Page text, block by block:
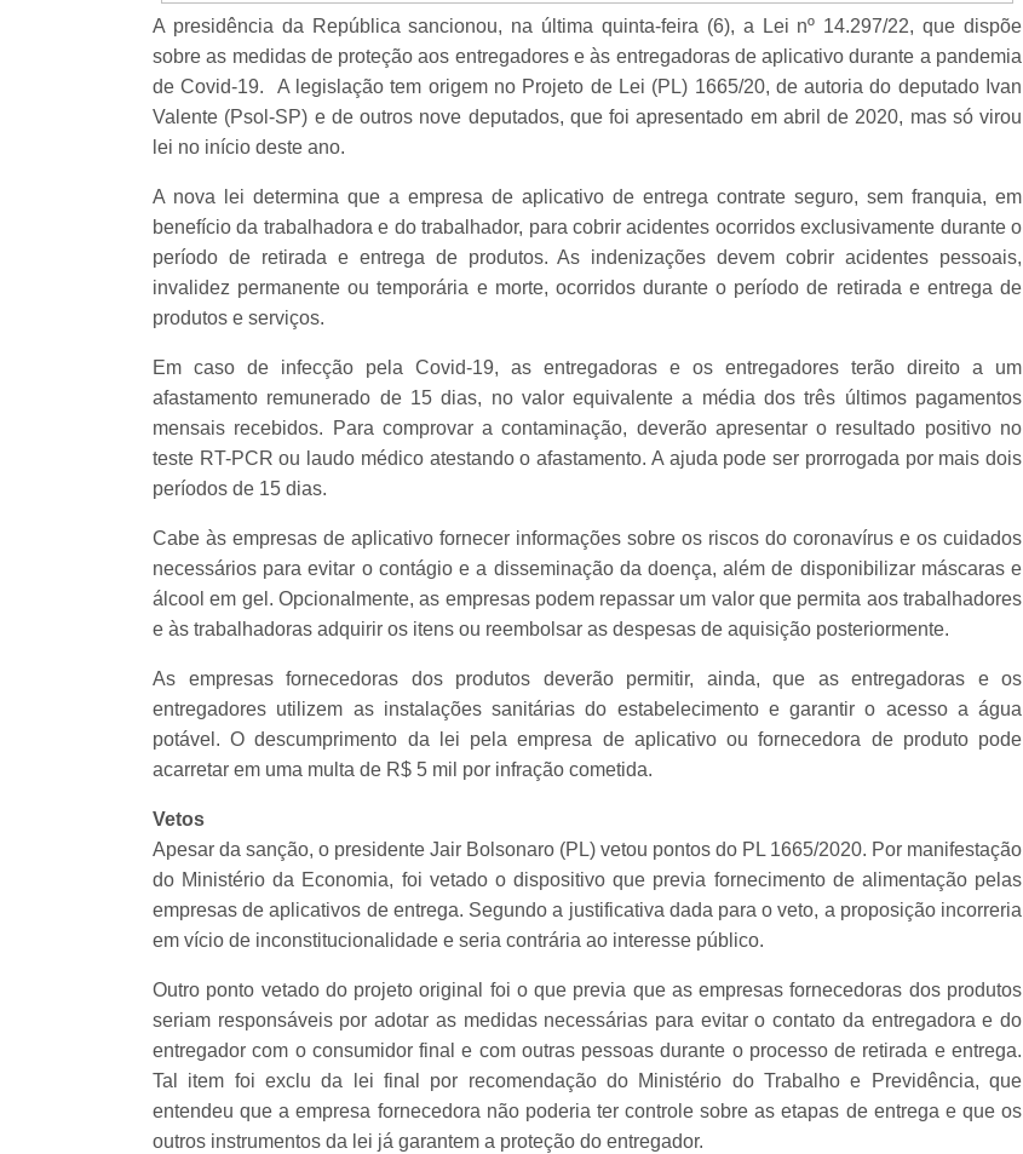
A presidência da República sancionou, na última quinta-feira (6), a Lei nº 14.297/22, que dispõe
sobre as medidas de proteção aos entregadores e às entregadoras de aplicativo durante a pandemia
de Covid-19. A legislação tem origem no Projeto de Lei (PL) 1665/20, de autoria do deputado Ivan
Valente (Psol-SP) e de outros nove deputados, que foi apresentado em abril de 2020, mas só virou
lei no início deste ano.
A nova lei determina que a empresa de aplicativo de entrega contrate seguro, sem franquia, em
benefício da trabalhadora e do trabalhador, para cobrir acidentes ocorridos exclusivamente durante o
período de retirada e entrega de produtos. As indenizações devem cobrir acidentes pessoais,
invalidez permanente ou temporária e morte, ocorridos durante o período de retirada e entrega de
produtos e serviços.
Em caso de infecção pela Covid-19, as entregadoras e os entregadores terão direito a um
afastamento remunerado de 15 dias, no valor equivalente a média dos três últimos pagamentos
mensais recebidos. Para comprovar a contaminação, deverão apresentar o resultado positivo no
teste RT-PCR ou laudo médico atestando o afastamento. A ajuda pode ser prorrogada por mais dois
períodos de 15 dias.
Cabe às empresas de aplicativo fornecer informações sobre os riscos do coronavírus e os cuidados
necessários para evitar o contágio e a disseminação da doença, além de disponibilizar máscaras e
álcool em gel. Opcionalmente, as empresas podem repassar um valor que permita aos trabalhadores
e às trabalhadoras adquirir os itens ou reembolsar as despesas de aquisição posteriormente.
As empresas fornecedoras dos produtos deverão permitir, ainda, que as entregadoras e os
entregadores utilizem as instalações sanitárias do estabelecimento e garantir o acesso a água
potável. O descumprimento da lei pela empresa de aplicativo ou fornecedora de produto pode
acarretar em uma multa de R$ 5 mil por infração cometida.
Vetos
Apesar da sanção, o presidente Jair Bolsonaro (PL) vetou pontos do PL 1665/2020. Por manifestação
do Ministério da Economia, foi vetado o dispositivo que previa fornecimento de alimentação pelas
empresas de aplicativos de entrega. Segundo a justificativa dada para o veto, a proposição incorreria
em vício de inconstitucionalidade e seria contrária ao interesse público.
Outro ponto vetado do projeto original foi o que previa que as empresas fornecedoras dos produtos
seriam responsáveis por adotar as medidas necessárias para evitar o contato da entregadora e do
entregador com o consumidor final e com outras pessoas durante o processo de retirada e entrega.
Tal item foi exclu da lei final por recomendação do Ministério do Trabalho e Previdência, que
entendeu que a empresa fornecedora não poderia ter controle sobre as etapas de entrega e que os
outros instrumentos da lei já garantem a proteção do entregador.